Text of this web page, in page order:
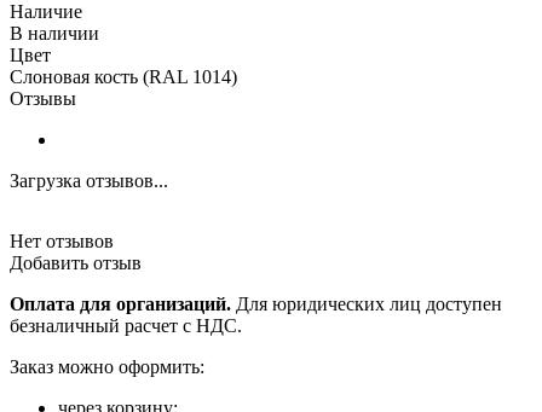
Наличие
В наличии
Цвет
Слоновая кость (RAL 1014)
Отзывы
Загрузка отзывов...
Нет отзывов
Добавить отзыв
Оплата для организаций. Для юридических лиц доступен
безналичный расчет с НДС.
Заказ можно оформить: